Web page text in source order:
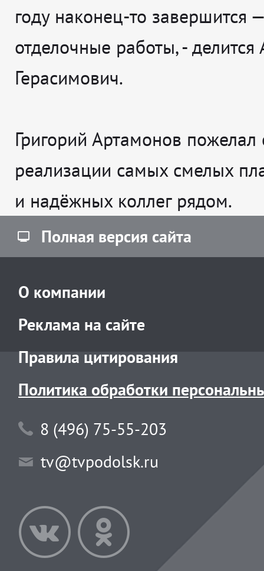
году наконец-то завершится
отделочные работы, - делится
Герасимович.
Григорий Артамонов пожелал
реализации самых смелых
и надёжных коллег рядом.
Полная версия сайта
О компании
Реклама на сайте
Правила цитирования
Политика обработки
8 (496) 75-55-203
tv@tvpodolsk.ru